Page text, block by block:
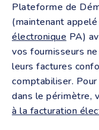
Plateforme de
(maintenant
électronique PA)
vos fournisseurs
leurs factures
comptabiliser.
dans le périmètre,
à la facturation